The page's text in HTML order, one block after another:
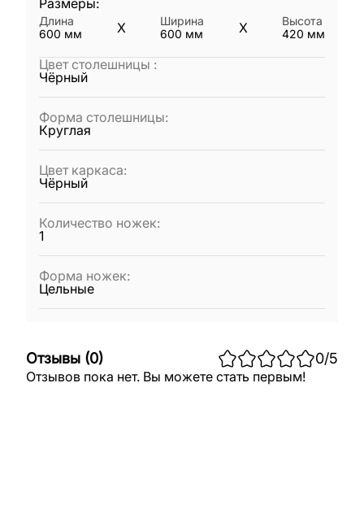
Размеры:
Длина
600 мм X
Ширина
600 мм X
Высота
420 мм
Цвет столешницы :
Чёрный
Форма столешницы:
Круглая
Цвет каркаса:
Чёрный
Количество ножек:
1
Форма ножек:
Цельные
Отзывы (0) 0/5
Отзывов пока нет. Вы можете стать первым!